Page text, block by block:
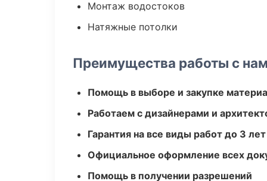
Монтаж водостоков
Натяжные потолки
Преимущества работы с
Помощь в выборе и закупке
Работаем с дизайнерами и
Гарантия на все виды работ до 3 лет
Официальное оформление всех
Помощь в получении разрешений